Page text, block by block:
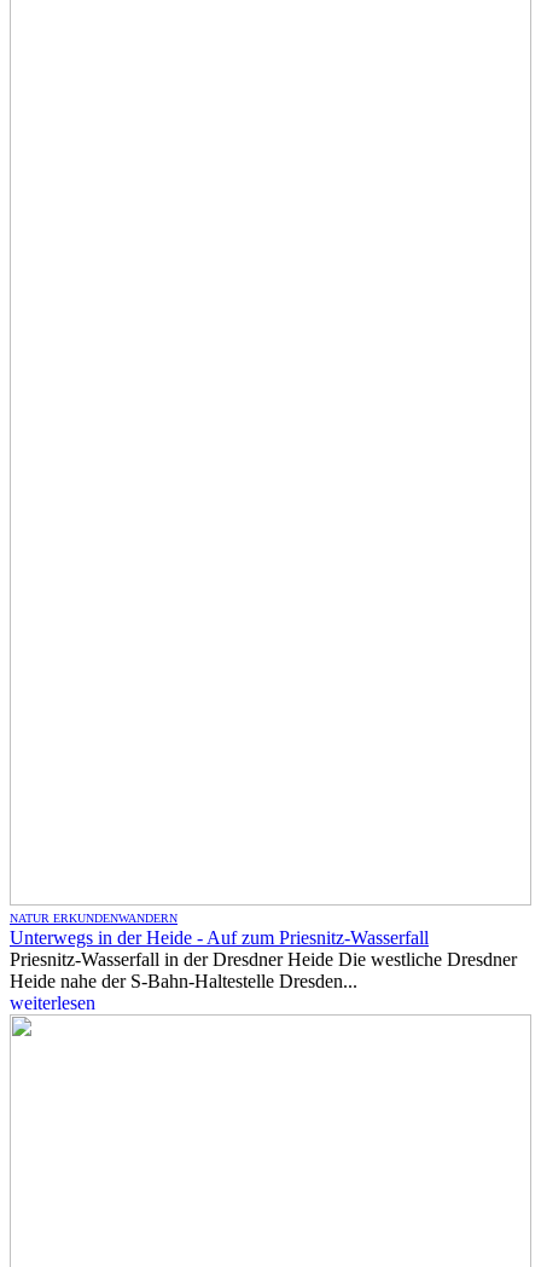
NATUR ERKUNDENWANDERN
Unterwegs in der Heide - Auf zum Priesnitz-Wasserfall
Priesnitz-Wasserfall in der Dresdner Heide Die westliche Dresdner
Heide nahe der S-Bahn-Haltestelle Dresden...
weiterlesen